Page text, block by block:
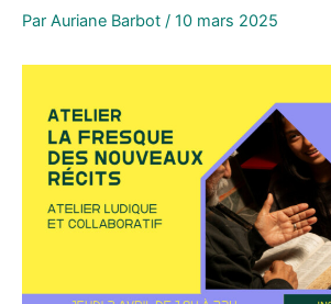
Par Auriane Barbot / 10 mars 2025